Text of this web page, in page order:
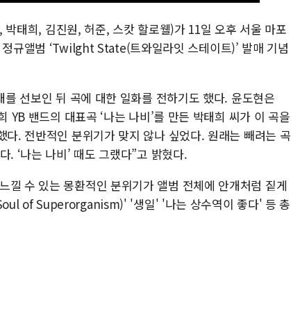
태희, 김진원, 허준, 스캇 할로웰)가 11일 오후 서울 마포
규앨범 ‘Twilght State(트와일라잇 스테이트)’ 발매 기념
를 선보인 뒤 곡에 대한 일화를 전하기도 했다. 윤도현은
YB 밴드의 대표곡 ‘나는 나비’를 만든 박태희 씨가 이 곡을
. 전반적인 분위기가 맞지 않나 싶었다. 원래는 빼려는 곡
‘나는 나비’ 때도 그랬다”고 밝혔다.
낄 수 있는 몽환적인 분위기가 앨범 전체에 안개처럼 짙게
of Superorganism)' '생일' '나는 상수역이 좋다' 등 총